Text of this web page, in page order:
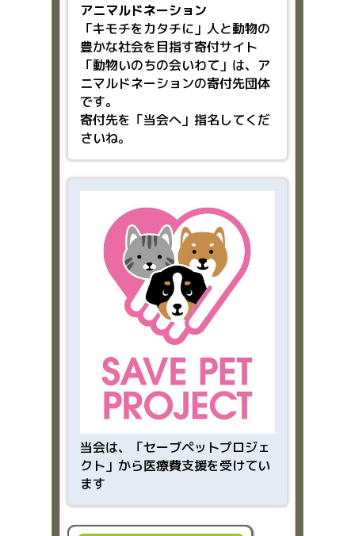
アニマルドネーション
「キモチをカタチに」人と動物の
豊かな社会を目指す寄付サイト
「動物いのちの会いわて」は、ア
ニマルドネーションの寄付先団体
です。
寄付先を「当会へ」指名してくだ
さいね。
当会は、「セーブペットプロジェ
クト」から医療費支援を受けてい
ます